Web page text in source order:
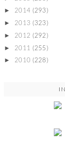
► 2014 (293)
► 2013 (323)
► 2012 (292)
► 2011 (255)
► 2010 (228)